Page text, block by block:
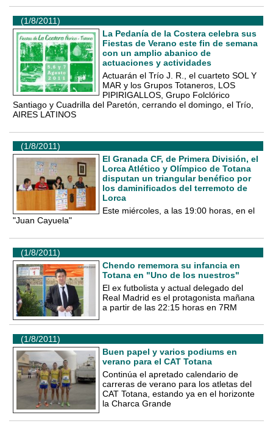
(1/8/2011)
La Pedanía de la Costera celebra sus
Fiestas de Verano este fin de semana
con un amplio abanico de
actuaciones y actividades
Actuarán el Trío J. R., el cuarteto SOL Y
MAR y los Grupos Totaneros, LOS
PIPIRIGALLOS, Grupo Folclórico
Santiago y Cuadrilla del Paretón, cerrando el domingo, el Trío,
AIRES LATINOS
(1/8/2011)
El Granada CF, de Primera División, el
Lorca Atlético y Olímpico de Totana
disputan un triangular benéfico por
los daminificados del terremoto de
Lorca
Este miércoles, a las 19:00 horas, en el
"Juan Cayuela"
(1/8/2011)
Chendo rememora su infancia en
Totana en "Uno de los nuestros"
El ex futbolista y actual delegado del
Real Madrid es el protagonista mañana
a partir de las 22:15 horas en 7RM
(1/8/2011)
Buen papel y varios podiums en
verano para el CAT Totana
Continúa el apretado calendario de
carreras de verano para los atletas del
CAT Totana, estando ya en el horizonte
la Charca Grande